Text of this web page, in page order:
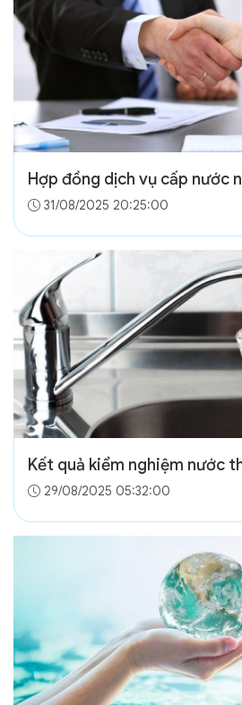
Hợp đồng dịch vụ cấp nước
31/08/2025 20:25:00
Kết quả kiểm nghiệm nước
29/08/2025 05:32:00